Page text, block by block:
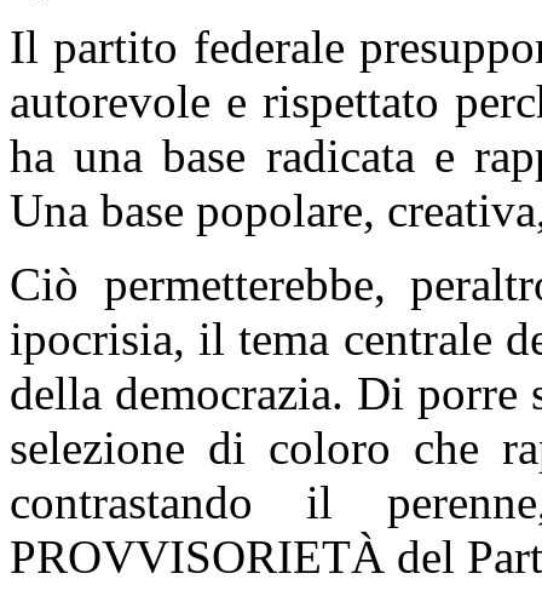
Il partito federale
autorevole e rispettato
ha una base radicata e
Una base popolare,
Ciò permetterebbe,
ipocrisia, il tema centrale
della democrazia. Di porre
selezione di coloro che
contrastando il
PROVVISORIETÀ del